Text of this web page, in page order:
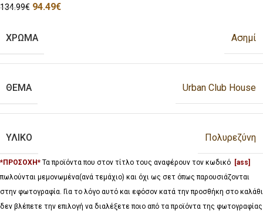
134.99€ 94.49€
ΧΡΩΜΑ Ασημί
ΘΕΜΑ Urban Club House
ΥΛΙΚΟ Πολυρεζύνη
*ΠΡΟΣΟΧΗ* Τα προϊόντα που στον τίτλο τους αναφέρουν τον κωδικό [ass]
πωλούνται μεμονωμένα(ανά τεμάχιο) και όχι ως σετ όπως παρουσιάζονται
στην φωτογραφία. Για το λόγο αυτό και εφόσον κατά την προσθήκη στο καλάθι
δεν βλέπετε την επιλογή να διαλέξετε ποιο από τα προϊόντα της φωτογραφίας